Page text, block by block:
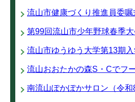
流山市健康づくり推進員委嘱
第99回流山市少年野球春季大
流山市ゆうゆう大学第13期
流山おおたかの森S・Cでフ
南流山ぽかぽかサロン（令和